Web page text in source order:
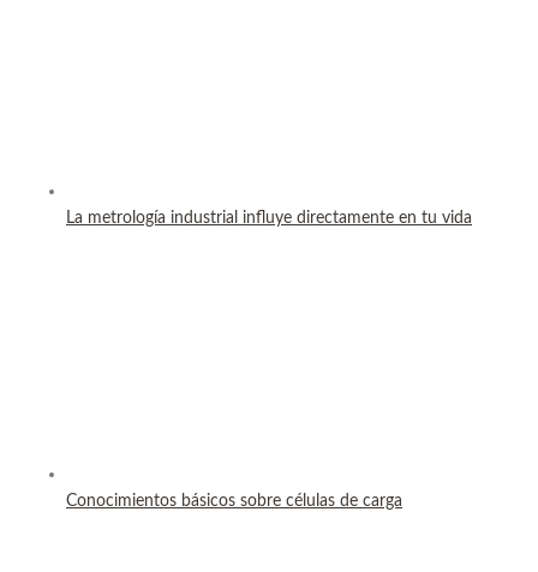
La metrología industrial influye directamente en tu vida
Conocimientos básicos sobre células de carga